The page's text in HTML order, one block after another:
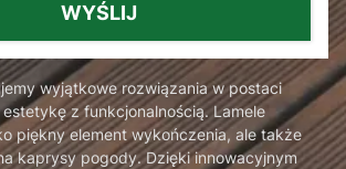
WYŚLIJ
wyjątkowe rozwiązania w postaci
estetykę z funkcjonalnością. Lamele
piękny element wykończenia, ale także
kaprysy pogody. Dzięki innowacyjnym